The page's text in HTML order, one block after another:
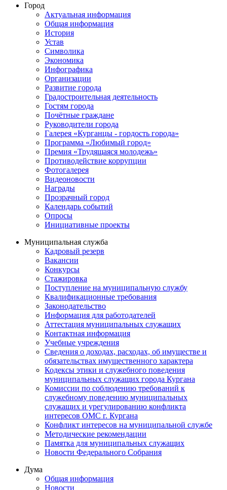
Город
Актуальная информация
Общая информация
История
Устав
Символика
Экономика
Инфографика
Организации
Развитие города
Градостроительная деятельность
Гостям города
Почётные граждане
Руководители города
Галерея «Курганцы - гордость города»
Программа «Любимый город»
Премия «Трудящаяся молодежь»
Противодействие коррупции
Фотогалерея
Видеоновости
Награды
Прозрачный город
Календарь событий
Опросы
Инициативные проекты
Муниципальная служба
Кадровый резерв
Вакансии
Конкурсы
Стажировка
Поступление на муниципальную службу
Квалификационные требования
Законодательство
Информация для работодателей
Аттестация муниципальных служащих
Контактная информация
Учебные учреждения
Сведения о доходах, расходах, об имуществе и
обязательствах имущественного характера
Кодексы этики и служебного поведения
муниципальных служащих города Кургана
Комиссии по соблюдению требований к
служебному поведению муниципальных
служащих и урегулированию конфликта
интересов ОМС г. Кургана
Конфликт интересов на муниципальной службе
Методические рекомендации
Памятка для муниципальных служащих
Новости Федерального Cобрания
Дума
Общая информация
Новости